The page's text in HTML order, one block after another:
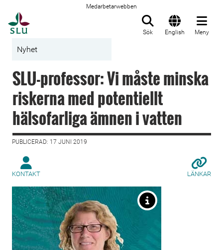
Medarbetarwebben
Sök English Meny
Nyhet
SLU-professor: Vi måste minska
riskerna med potentiellt
hälsofarliga ämnen i vatten
PUBLICERAD: 17 JUNI 2019
KONTAKT LÄNKAR